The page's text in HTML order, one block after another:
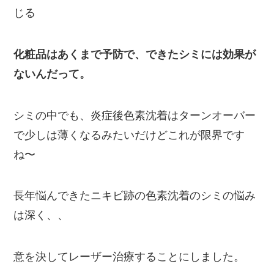
じる
化粧品はあくまで予防で、できたシミには効果が
ないんだって。
シミの中でも、炎症後色素沈着はターンオーバー
で少しは薄くなるみたいだけどこれが限界です
ね〜
長年悩んできたニキビ跡の色素沈着のシミの悩み
は深く、、
意を決してレーザー治療することにしました。